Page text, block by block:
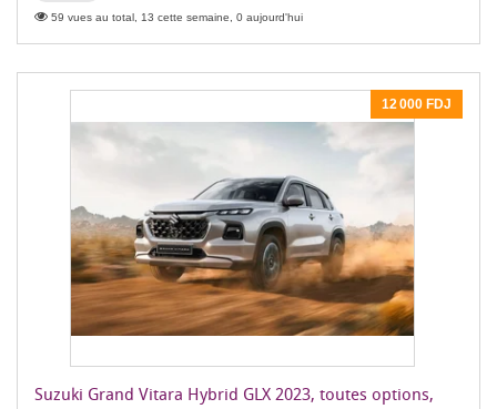
59 vues au total, 13 cette semaine, 0 aujourd'hui
12 000 FDJ
Suzuki Grand Vitara Hybrid GLX 2023, toutes options,